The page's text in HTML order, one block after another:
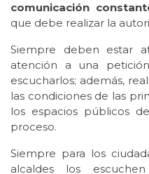
comunicación
que debe realizar la
Siempre deben estar
atención a una
escucharlos; además,
las condiciones de las
los espacios públicos
proceso.
Siempre para los
alcaldes los